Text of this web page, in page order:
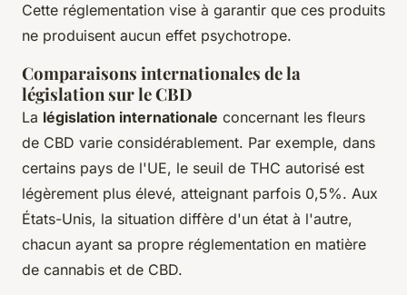
Cette réglementation vise à garantir que ces produits
ne produisent aucun effet psychotrope.
Comparaisons internationales de la
législation sur le CBD
La législation internationale concernant les fleurs
de CBD varie considérablement. Par exemple, dans
certains pays de l'UE, le seuil de THC autorisé est
légèrement plus élevé, atteignant parfois 0,5%. Aux
États-Unis, la situation diffère d'un état à l'autre,
chacun ayant sa propre réglementation en matière
de cannabis et de CBD.